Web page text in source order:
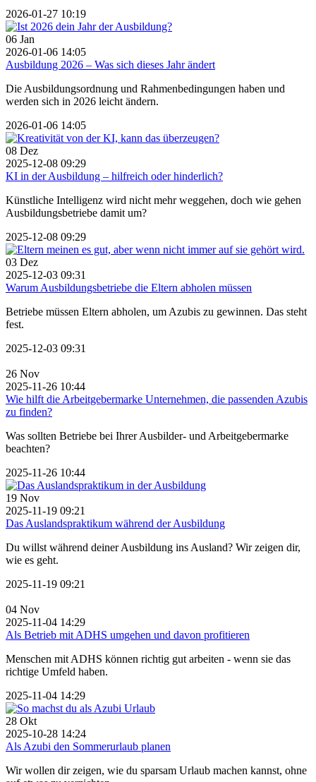
2026-01-27 10:19
06 Jan
2026-01-06 14:05
Ausbildung 2026 – Was sich dieses Jahr ändert
Die Ausbildungsordnung und Rahmenbedingungen haben und
werden sich in 2026 leicht ändern.
2026-01-06 14:05
08 Dez
2025-12-08 09:29
KI in der Ausbildung – hilfreich oder hinderlich?
Künstliche Intelligenz wird nicht mehr weggehen, doch wie gehen
Ausbildungsbetriebe damit um?
2025-12-08 09:29
03 Dez
2025-12-03 09:31
Warum Ausbildungsbetriebe die Eltern abholen müssen
Betriebe müssen Eltern abholen, um Azubis zu gewinnen. Das steht
fest.
2025-12-03 09:31
26 Nov
2025-11-26 10:44
Wie hilft die Arbeitgebermarke Unternehmen, die passenden Azubis
zu finden?
Was sollten Betriebe bei Ihrer Ausbilder- und Arbeitgebermarke
beachten?
2025-11-26 10:44
19 Nov
2025-11-19 09:21
Das Auslandspraktikum während der Ausbildung
Du willst während deiner Ausbildung ins Ausland? Wir zeigen dir,
wie es geht.
2025-11-19 09:21
04 Nov
2025-11-04 14:29
Als Betrieb mit ADHS umgehen und davon profitieren
Menschen mit ADHS können richtig gut arbeiten - wenn sie das
richtige Umfeld haben.
2025-11-04 14:29
28 Okt
2025-10-28 14:24
Als Azubi den Sommerurlaub planen
Wir wollen dir zeigen, wie du sparsam Urlaub machen kannst, ohne